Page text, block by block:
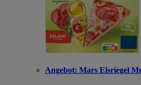
Angebot: Mars Eisriegel